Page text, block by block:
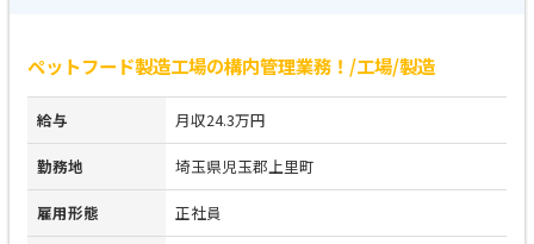
ペットフード製造工場の構内管理業務！/工場/製造
給与 月収24.3万円
勤務地 埼玉県児玉郡上里町
雇用形態 正社員